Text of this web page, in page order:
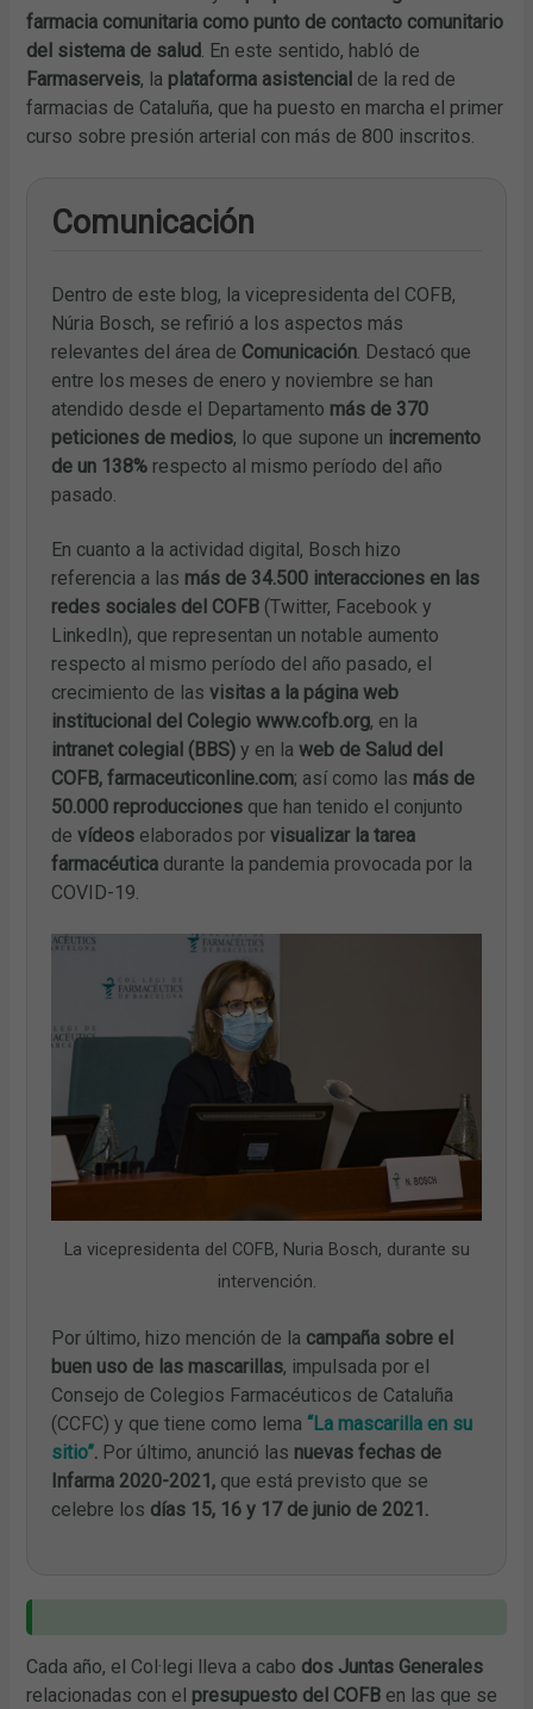
farmacia comunitaria como punto de contacto comunitario
del sistema de salud. En este sentido, habló de
Farmaserveis, la plataforma asistencial de la red de
farmacias de Cataluña, que ha puesto en marcha el primer
curso sobre presión arterial con más de 800 inscritos.
Comunicación
Dentro de este blog, la vicepresidenta del COFB,
Núria Bosch, se refirió a los aspectos más
relevantes del área de Comunicación. Destacó que
entre los meses de enero y noviembre se han
atendido desde el Departamento más de 370
peticiones de medios, lo que supone un incremento
de un 138% respecto al mismo período del año
pasado.
En cuanto a la actividad digital, Bosch hizo
referencia a las más de 34.500 interacciones en las
redes sociales del COFB (Twitter, Facebook y
LinkedIn), que representan un notable aumento
respecto al mismo período del año pasado, el
crecimiento de lasvisitas a la página web
institucional del Colegio www.cofb.org, en la
intranet colegial (BBS) y en laweb de Salud del
COFB, farmaceuticonline.com; así como las más de
50.000 reproducciones que han tenido el conjunto
devídeos elaborados porvisualizar la tarea
farmacéutica durante la pandemia provocada por la
COVID-19.
La vicepresidenta del COFB, Nuria Bosch, durante su
intervención.
Por último, hizo mención de la campaña sobre el
buen uso de las mascarillas, impulsada por el
Consejo de Colegios Farmacéuticos de Cataluña
(CCFC) y que tiene como lema“La mascarilla en su
sitio”. Por último, anunció las nuevas fechas de
Infarma 2020-2021, que está previsto que se
celebre los días 15, 16 y 17 de junio de 2021.
Cada año, el Col·legi lleva a cabo dos Juntas Generales
relacionadas con el presupuesto del COFB en las que se